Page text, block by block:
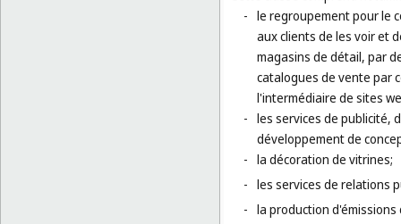
- le regroupement pour le
aux clients de les voir et
magasins de détail, par
catalogues de vente par
l'intermédiaire de sites
- les services de publicité,
développement de
- la décoration de vitrines;
- les services de relations
- la production